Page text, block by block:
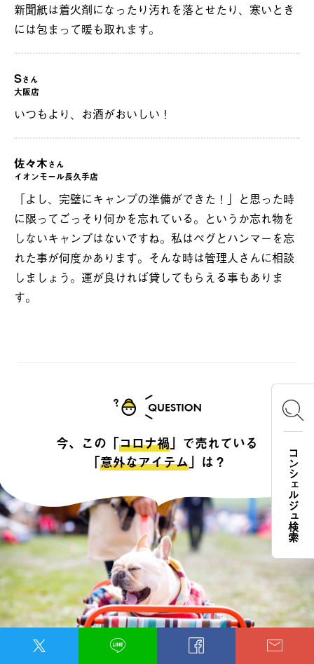
新聞紙は着火剤になったり汚れを落とせたり、寒いとき
には包まって暖も取れます。
Sさん
大阪店
いつもより、お酒がおいしい！
佐々木さん
イオンモール長久手店
「よし、完璧にキャンプの準備ができた！」と思った時
に限ってごっそり何かを忘れている。というか忘れ物を
しないキャンプはないですね。私はペグとハンマーを忘
れた事が何度かあります。そんな時は管理人さんに相談
しましょう。運が良ければ貸してもらえる事もありま
す。
今、この「コロナ禍」で売れている
「意外なアイテム」は？ コンシェルジュ検索